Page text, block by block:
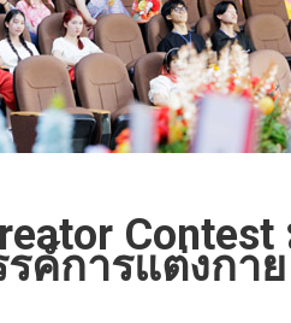
ค์การแต่งกาย